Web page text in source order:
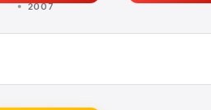
2007